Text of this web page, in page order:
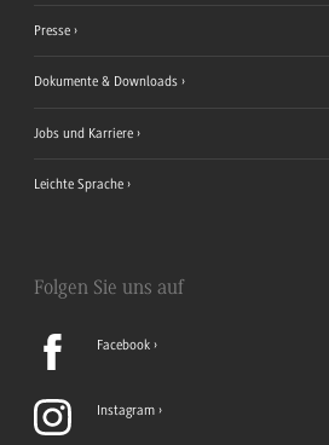
Presse
Dokumente & Downloads
Jobs und Karriere
Leichte Sprache
Folgen Sie uns auf
Facebook
Instagram